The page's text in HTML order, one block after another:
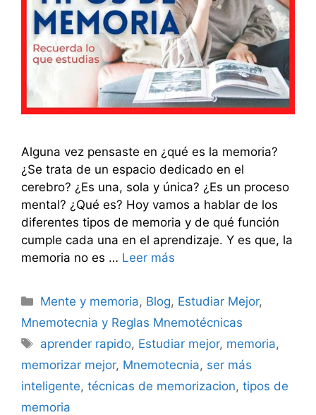
Alguna vez pensaste en ¿qué es la memoria?
¿Se trata de un espacio dedicado en el
cerebro? ¿Es una, sola y única? ¿Es un proceso
mental? ¿Qué es? Hoy vamos a hablar de los
diferentes tipos de memoria y de qué función
cumple cada una en el aprendizaje. Y es que, la
memoria no es … Leer más
Categorías
Mente y memoria, Blog, Estudiar Mejor,
Mnemotecnia y Reglas Mnemotécnicas
Etiquetas
aprender rapido, Estudiar mejor, memoria,
memorizar mejor, Mnemotecnia, ser más
inteligente, técnicas de memorizacion, tipos de
memoria